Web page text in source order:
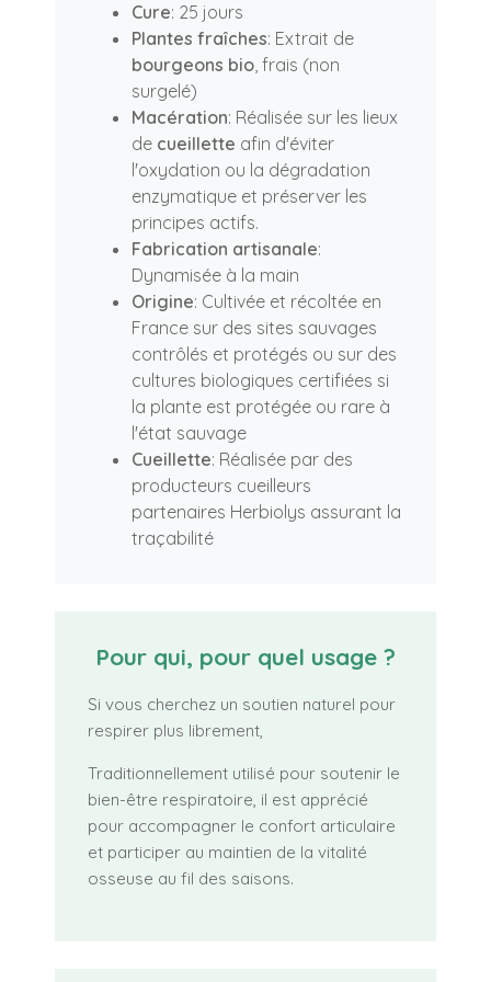
Cure: 25 jours
Plantes fraîches: Extrait de
bourgeons bio , frais (non
surgelé)
Macération: Réalisée sur les lieux
de cueillette afin d'éviter
l'oxydation ou la dégradation
enzymatique et préserver les
principes actifs.
Fabrication artisanale:
Dynamisée à la main
Origine: Cultivée et récoltée en
France sur des sites sauvages
contrôlés et protégés ou sur des
cultures biologiques certifiées si
la plante est protégée ou rare à
l'état sauvage
Cueillette: Réalisée par des
producteurs cueilleurs
partenaires Herbiolys assurant la
traçabilité
Pour qui, pour quel usage ?
Si vous cherchez un soutien naturel pour
respirer plus librement,
Traditionnellement utilisé pour soutenir le
bien-être respiratoire, il est apprécié
pour accompagner le confort articulaire
et participer au maintien de la vitalité
osseuse au fil des saisons.